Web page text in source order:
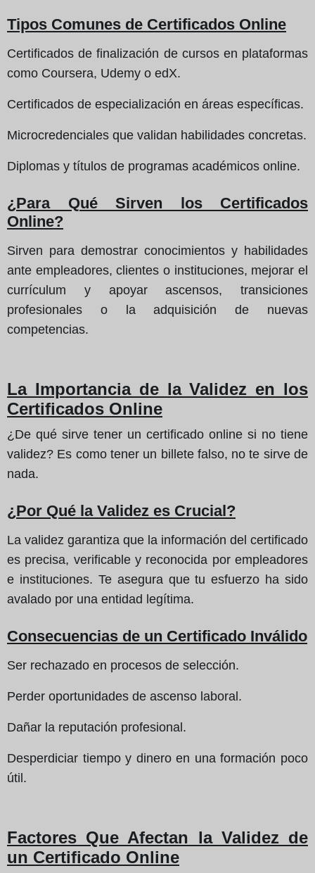
Tipos Comunes de Certificados Online
Certificados de finalización de cursos en plataformas
como Coursera, Udemy o edX.
Certificados de especialización en áreas específicas.
Microcredenciales que validan habilidades concretas.
Diplomas y títulos de programas académicos online.
¿Para Qué Sirven los Certificados
Online?
Sirven para demostrar conocimientos y habilidades
ante empleadores, clientes o instituciones, mejorar el
currículum y apoyar ascensos, transiciones
profesionales o la adquisición de nuevas
competencias.
La Importancia de la Validez en los
Certificados Online
¿De qué sirve tener un certificado online si no tiene
validez? Es como tener un billete falso, no te sirve de
nada.
¿Por Qué la Validez es Crucial?
La validez garantiza que la información del certificado
es precisa, verificable y reconocida por empleadores
e instituciones. Te asegura que tu esfuerzo ha sido
avalado por una entidad legítima.
Consecuencias de un Certificado Inválido
Ser rechazado en procesos de selección.
Perder oportunidades de ascenso laboral.
Dañar la reputación profesional.
Desperdiciar tiempo y dinero en una formación poco
útil.
Factores Que Afectan la Validez de
un Certificado Online